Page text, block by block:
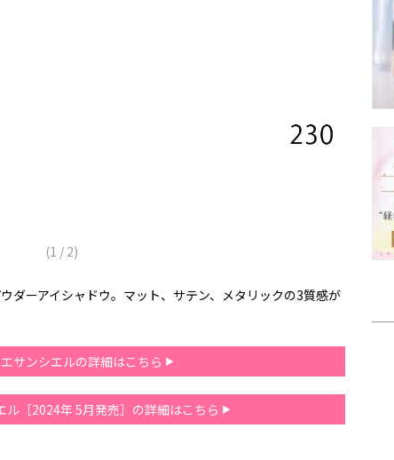
(1 / 2)
ダーアイシャドウ。マット、サテン、メタリックの3質感が
サンシエルの詳細はこちら
ル［2024年 5月発売］の詳細はこちら